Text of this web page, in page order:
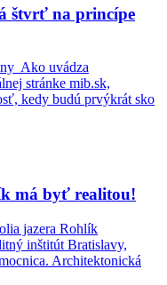
štvrť na princípe
Ako uvádza
stránke mib.sk,
kedy budú prvýkrát sko
má byť realitou!
jazera Rohlík
inštitút Bratislavy,
Architektonická